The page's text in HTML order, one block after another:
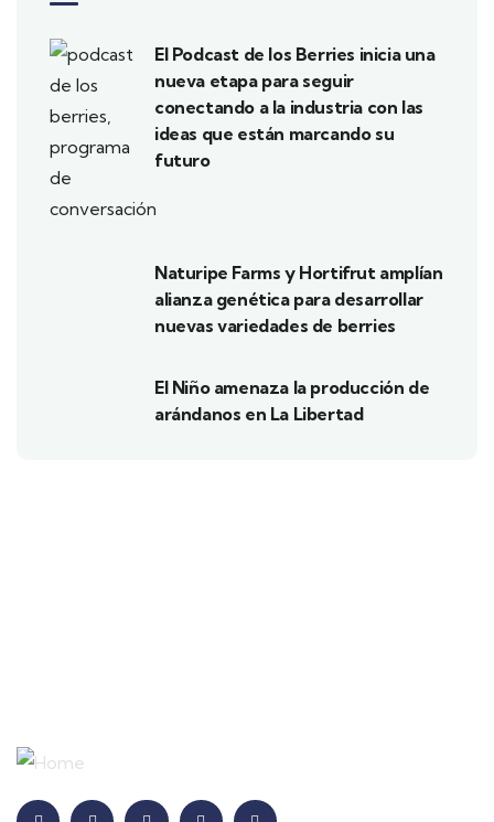
El Podcast de los Berries inicia una
nueva etapa para seguir
conectando a la industria con las
ideas que están marcando su
futuro
Naturipe Farms y Hortifrut amplían
alianza genética para desarrollar
nuevas variedades de berries
El Niño amenaza la producción de
arándanos en La Libertad